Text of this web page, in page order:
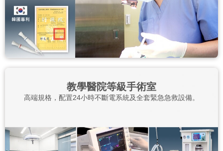
教學醫院等級手術室
高端規格，配置24小時不斷電系統及全套緊急急救設備。